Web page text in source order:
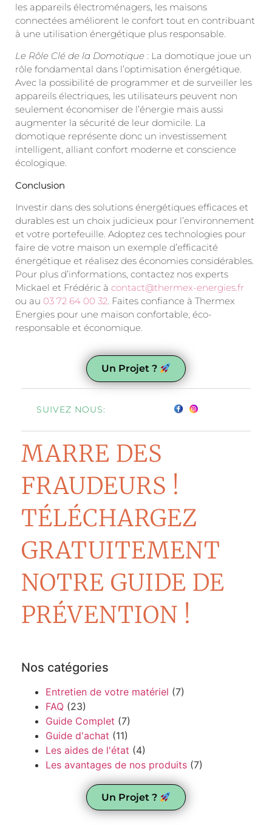
les appareils électroménagers, les maisons
connectées améliorent le confort tout en contribuant
à une utilisation énergétique plus responsable.
Le Rôle Clé de la Domotique : La domotique joue un
rôle fondamental dans l’optimisation énergétique.
Avec la possibilité de programmer et de surveiller les
appareils électriques, les utilisateurs peuvent non
seulement économiser de l’énergie mais aussi
augmenter la sécurité de leur domicile. La
domotique représente donc un investissement
intelligent, alliant confort moderne et conscience
écologique.
Conclusion
Investir dans des solutions énergétiques efficaces et
durables est un choix judicieux pour l’environnement
et votre portefeuille. Adoptez ces technologies pour
faire de votre maison un exemple d’efficacité
énergétique et réalisez des économies considérables.
Pour plus d’informations, contactez nos experts
Mickael et Frédéric à contact@thermex-energies.fr
ou au 03 72 64 00 32. Faites confiance à Thermex
Energies pour une maison confortable, éco-
responsable et économique.
Un Projet ?
SUIVEZ NOUS:
MARRE DES
FRAUDEURS !
TÉLÉCHARGEZ
GRATUITEMENT
NOTRE GUIDE DE
PRÉVENTION !
Nos catégories
Entretien de votre matériel (7)
FAQ (23)
Guide Complet (7)
Guide d'achat (11)
Les aides de l'état (4)
Les avantages de nos produits (7)
Un Projet ?